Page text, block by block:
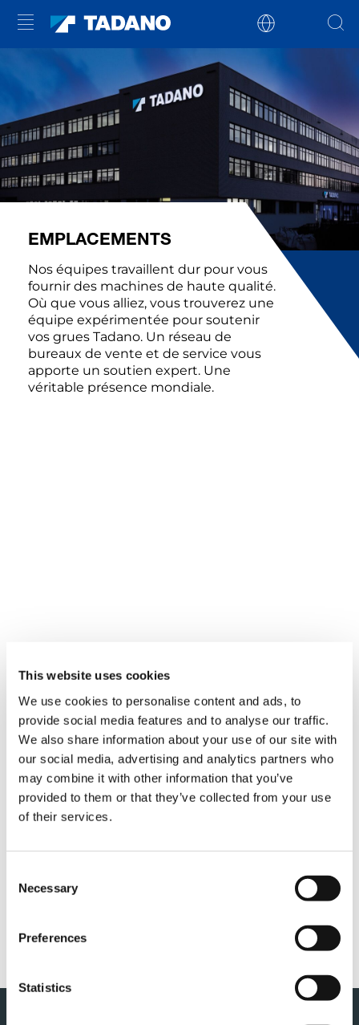
This website uses cookies
We use cookies to personalise content and ads, to
provide social media features and to analyse our traffic.
We also share information about your use of our site with
our social media, advertising and analytics partners who
may combine it with other information that you’ve
provided to them or that they’ve collected from your use
of their services.
Selection
Necessary
Preferences
Statistics
EMPLACEMENTS
Nos équipes travaillent dur pour vous
fournir des machines de haute qualité.
Où que vous alliez, vous trouverez une
équipe expérimentée pour soutenir
vos grues Tadano. Un réseau de
bureaux de vente et de service vous
apporte un soutien expert. Une
véritable présence mondiale.
ACCEPTER
QUICK LINKS
TROUVER UN DISTRIBUTEUR
ASSISTANCE CLIENTÈLE